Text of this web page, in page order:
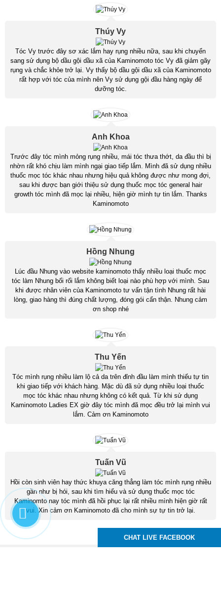
Thúy Vy
Tóc Vy trước đây sơ xác lắm hay rụng nhiều nữa, sau khi chuyển
sang sử dụng bộ dầu gội dầu xã của Kaminomoto tóc Vy đã giảm gãy
rụng và chắc khỏe trở lại. Vy thấy bộ dầu gội dầu xã của Kaminomoto
rất hợp với tóc của mình nên Vy sử dụng gội đầu hàng ngày để
dưỡng tóc.
Anh Khoa
Trước đây tóc mình mỏng rụng nhiều, mái tóc thưa thớt, da đầu thì bị
nhờn rất khó chịu làm mình ngại giao tiếp lắm. Mình đã sử dụng nhiều
thuốc mọc tóc khác nhau nhưng hiệu quả không được như mong đợi,
sau khi được bạn giới thiệu sử dụng thuốc mọc tóc general hair
growth tóc mình đã mọc lại nhiều, hiện giờ mình tự tin lắm. Thanks
Kaminomoto
Hồng Nhung
Lúc đầu Nhung vào website kaminomoto thấy nhiều loại thuốc mọc
tóc làm Nhung bối rối lắm không biết loại nào phù hợp với mình. Sau
khi được nhân viên của Kaminomoto tư vấn tận tình Nhung rất hài
lòng, giao hàng thì đúng chất lượng, đóng gói cẩn thận. Nhung cảm
ơn shop nhé
Thu Yến
Tóc mình rụng nhiều làm lộ cả da trên đỉnh đầu làm mình thiếu tự tin
khi giao tiếp với khách hàng. Mặc dù đã sử dụng nhiều loại thuốc
mọc tóc khác nhau nhưng không có kết quả. Từ khi sử dụng
Kaminomoto Ladies EX giờ đây tóc mình đã mọc đều trở lại mình vui
lắm. Cảm ơn Kaminomoto
Tuấn Vũ
Hồi còn sinh viên hay thức khuya căng thẳng làm tóc mình rụng nhiều
gần như bị hói, sau khi tìm hiểu và sử dụng thuốc mọc tóc
Kaminomto nay tóc mình đã hồi phục lại rất nhiều mình hiện giờ rất
vui. Xin cảm ơn Kaminomoto đã cho mình sự tự tin trở lại.
CHAT LIVE FACEBOOK